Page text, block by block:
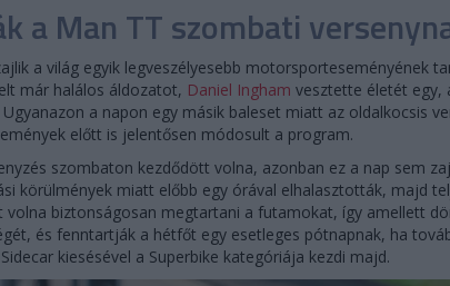
a Man TT szombati
a világ egyik legveszélyesebb motorsporteseményének
már halálos áldozatot, Daniel Ingham vesztette életét egy,
a napon egy másik baleset miatt az oldalkocsis
előtt is jelentősen módosult a program.
szombaton kezdődött volna, azonban ez a nap sem
körülmények miatt előbb egy órával elhalasztották, majd
volna biztonságosan megtartani a futamokat, így amellett
és fenntartják a hétfőt egy esetleges pótnapnak, ha
kiesésével a Superbike kategóriája kezdi majd.